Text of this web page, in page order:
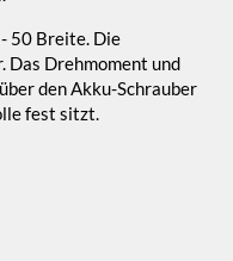
50 Breite. Die
Das Drehmoment und
den Akku-Schrauber
fest sitzt.